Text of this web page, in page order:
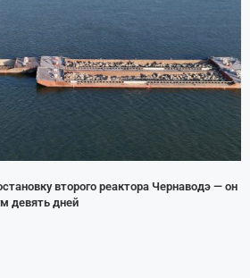
второго реактора Чернаводэ — он
девять дней